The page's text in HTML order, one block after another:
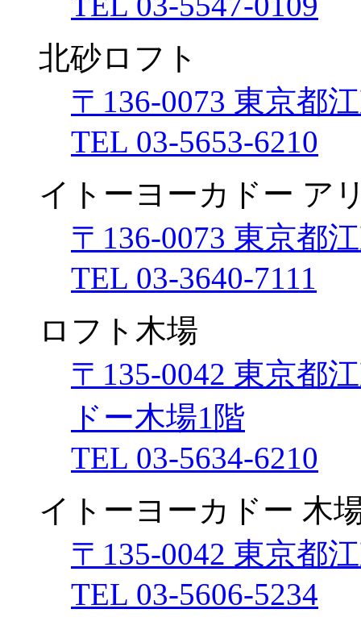
北砂ロフト
〒136-0073 東京都
TEL 03-5653-6210
イトーヨーカドー ア
〒136-0073 東京都
TEL 03-3640-7111
ロフト木場
〒135-0042 東京都
ドー木場1階
TEL 03-5634-6210
イトーヨーカドー 木
〒135-0042 東京都
TEL 03-5606-5234